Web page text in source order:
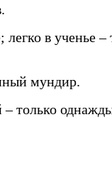
легко в ученье –
мундир.
– только